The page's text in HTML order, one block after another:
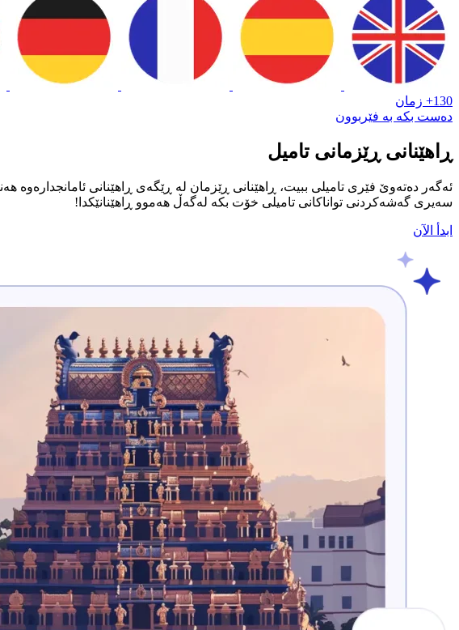
130+ زمان
دەست بکە بە فێربوون
ڕاهێنانی ڕێزمانی تامیل
ئەگەر دەتەوێ فێری تامیلی ببیت، ڕاهێنانی ڕێزمان لە ڕێگەی ڕاهێنانی
سەیری گەشەکردنی تواناکانی تامیلی خۆت بکە لەگەڵ هەموو ڕاهێنانێکدا!
ابدأ الآن